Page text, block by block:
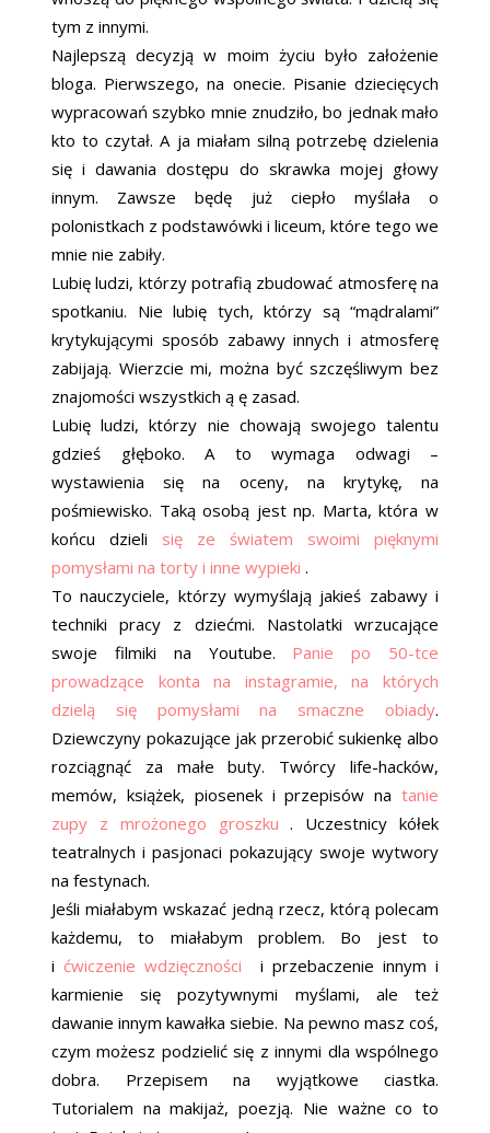
tym z innymi.
Najlepszą decyzją w moim życiu było założenie
bloga. Pierwszego, na onecie. Pisanie dziecięcych
wypracowań szybko mnie znudziło, bo jednak mało
kto to czytał. A ja miałam silną potrzebę dzielenia
się i dawania dostępu do skrawka mojej głowy
innym. Zawsze będę już ciepło myślała o
polonistkach z podstawówki i liceum, które tego we
mnie nie zabiły.
Lubię ludzi, którzy potrafią zbudować atmosferę na
spotkaniu. Nie lubię tych, którzy są “mądralami”
krytykującymi sposób zabawy innych i atmosferę
zabijają. Wierzcie mi, można być szczęśliwym bez
znajomości wszystkich ą ę zasad.
Lubię ludzi, którzy nie chowają swojego talentu
gdzieś głęboko. A to wymaga odwagi –
wystawienia się na oceny, na krytykę, na
pośmiewisko. Taką osobą jest np. Marta, która w
końcu dzieli się ze światem swoimi pięknymi
pomysłami na torty i inne wypieki .
To nauczyciele, którzy wymyślają jakieś zabawy i
techniki pracy z dziećmi. Nastolatki wrzucające
swoje filmiki na Youtube. Panie po 50-tce
prowadzące konta na instagramie, na których
dzielą się pomysłami na smaczne obiady.
Dziewczyny pokazujące jak przerobić sukienkę albo
rozciągnąć za małe buty. Twórcy life-hacków,
memów, książek, piosenek i przepisów na tanie
zupy z mrożonego groszku. Uczestnicy kółek
teatralnych i pasjonaci pokazujący swoje wytwory
na festynach.
Jeśli miałabym wskazać jedną rzecz, którą polecam
każdemu, to miałabym problem. Bo jest to
i ćwiczenie wdzięczności
i przebaczenie innym i
karmienie się pozytywnymi myślami, ale też
dawanie innym kawałka siebie. Na pewno masz coś,
czym możesz podzielić się z innymi dla wspólnego
dobra. Przepisem na wyjątkowe ciastka.
Tutorialem na makijaż, poezją. Nie ważne co to